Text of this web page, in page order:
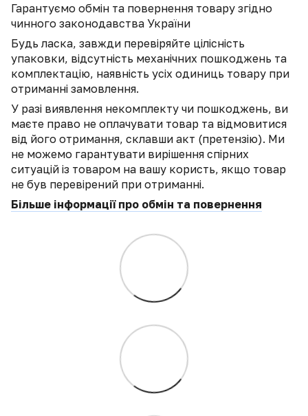
Гарантуємо обмін та повернення товару згідно
чинного законодавства України
Будь ласка, завжди перевіряйте цілісність
упаковки, відсутність механічних пошкоджень та
комплектацію, наявність усіх одиниць товару при
отриманні замовлення.
У разі виявлення некомплекту чи пошкоджень, ви
маєте право не оплачувати товар та відмовитися
від його отримання, склавши акт (претензію). Ми
не можемо гарантувати вирішення спірних
ситуацій із товаром на вашу користь, якщо товар
не був перевірений при отриманні.
Більше інформації про обмін та повернення